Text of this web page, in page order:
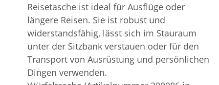
Reisetasche ist ideal für Ausflüge oder
längere Reisen. Sie ist robust und
widerstandsfähig, lässt sich im Stauraum
unter der Sitzbank verstauen oder für den
Transport von Ausrüstung und persönlichen
Dingen verwenden.